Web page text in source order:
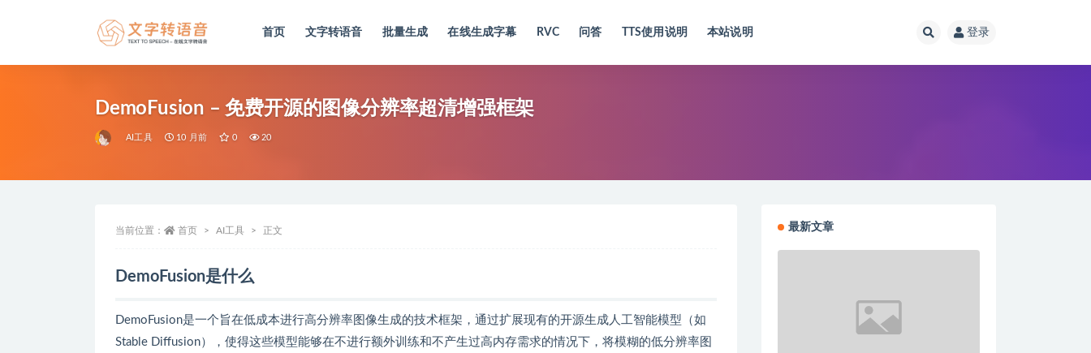
首页 文字转语音 批量生成 在线生成字幕 RVC 问答 TTS使用说明 本站说明 登录
DemoFusion – 免费开源的图像分辨率超清增强框架
AI工具 10 月前 0 20
当前位置： 首页 AI工具 正文
DemoFusion是什么
DemoFusion是一个旨在低成本进行高分辨率图像生成的技术框架，通过扩展现有的开源生成人工智能模型（如
Stable Diffusion），使得这些模型能够在不进行额外训练和不产生过高内存需求的情况下，将模糊的低分辨率图
最新文章